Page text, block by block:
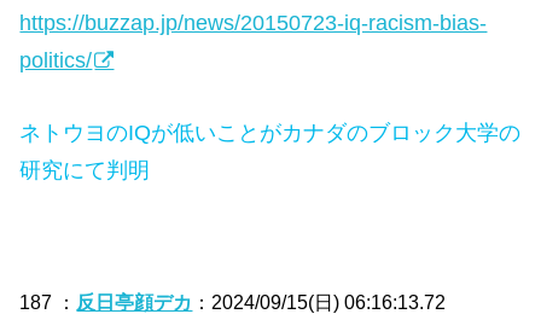
https://buzzap.jp/news/20150723-iq-racism-bias-
politics/
ネトウヨのIQが低いことがカナダのブロック大学の
研究にて判明
187 ： 反日亭顔デカ ：2024/09/15(日) 06:16:13.72